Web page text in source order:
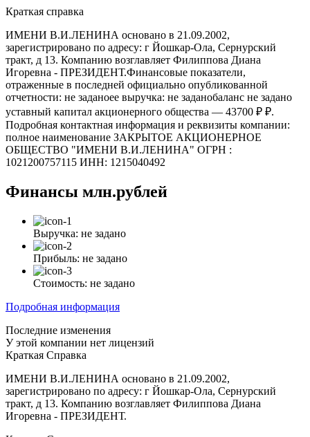
Краткая справка
ИМЕНИ В.И.ЛЕНИНА основано в 21.09.2002,
зарегистрировано по адресу: г Йошкар-Ола, Сернурский
тракт, д 13. Компанию возглавляет Филиппова Диана
Игоревна - ПРЕЗИДЕНТ.Финансовые показатели,
отраженные в последней официально опубликованной
отчетности: не заданоее выручка: не заданобаланс не задано
уставный капитал акционерного общества — 43700 ₽ ₽.
Подробная контактная информация и реквизиты компании:
полное наименование ЗАКРЫТОЕ АКЦИОНЕРНОЕ
ОБЩЕСТВО "ИМЕНИ В.И.ЛЕНИНА" ОГРН :
1021200757115 ИНН: 1215040492
Финансы млн.рублей
Выручка: не задано
Прибыль: не задано
Стоимость: не задано
Подробная информация
Последние изменения
У этой компании нет лицензий
Краткая Справка
ИМЕНИ В.И.ЛЕНИНА основано в 21.09.2002,
зарегистрировано по адресу: г Йошкар-Ола, Сернурский
тракт, д 13. Компанию возглавляет Филиппова Диана
Игоревна - ПРЕЗИДЕНТ.